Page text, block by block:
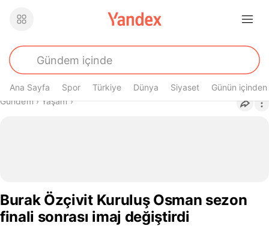
Ana Sayfa Spor Türkiye Dünya Siyaset Günün içinden
Buradasın
Gündem› Yaşam›
Burak Özçivit Kuruluş Osman sezon
finali sonrası imaj değiştirdi